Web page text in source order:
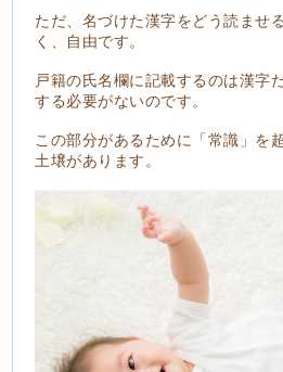
ただ、名づけた漢字をどう読ませ
く、自由です。
戸籍の氏名欄に記載するのは漢字
する必要がないのです。
この部分があるために「常識」を
土壌があります。